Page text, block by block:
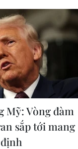
Mỹ: Vòng đàm
sắp tới mang